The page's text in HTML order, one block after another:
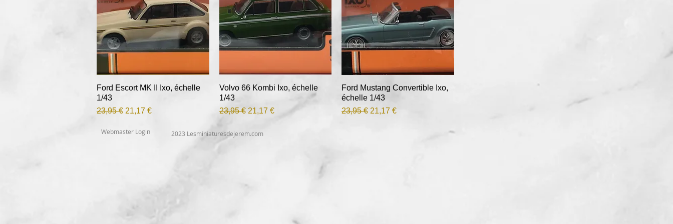
Aperçu rapide
Ford Escort MK II Ixo, échelle
1/43
Prix original
23,95 € Prix promotionnel
21,17 €
Aperçu rapide
Volvo 66 Kombi Ixo, échelle
1/43
Prix original
23,95 € Prix promotionnel
21,17 €
Aperçu rapide
Ford Mustang Convertible Ixo,
échelle 1/43
Prix original
23,95 € Prix promotionnel
21,17 €
Webmaster Login 2023 Lesminiaturesdejerem.com